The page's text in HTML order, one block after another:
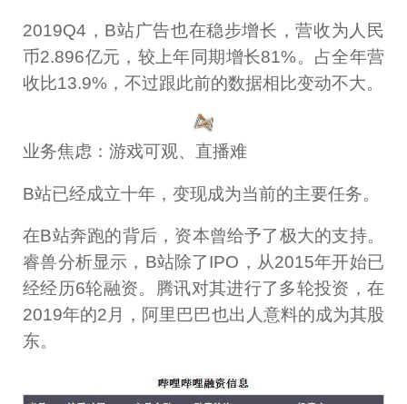
2019Q4，B站广告也在稳步增长，营收为人民
币2.896亿元，较上年同期增长81%。占全年营
收比13.9%，不过跟此前的数据相比变动不大。
业务焦虑：游戏可观、直播难
B站已经成立十年，变现成为当前的主要任务。
在B站奔跑的背后，资本曾给予了极大的支持。
睿兽分析显示，B站除了IPO，从2015年开始已
经经历6轮融资。腾讯对其进行了多轮投资，在
2019年的2月，阿里巴巴也出人意料的成为其股
东。